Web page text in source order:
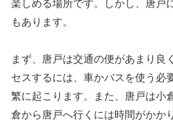
楽しめる場所です。しかし、唐戸
もあります。
まず、唐戸は交通の便があまり良
セスするには、車かバスを使う必
繁に起こります。また、唐戸は小
倉から唐戸へ行くには時間がかか